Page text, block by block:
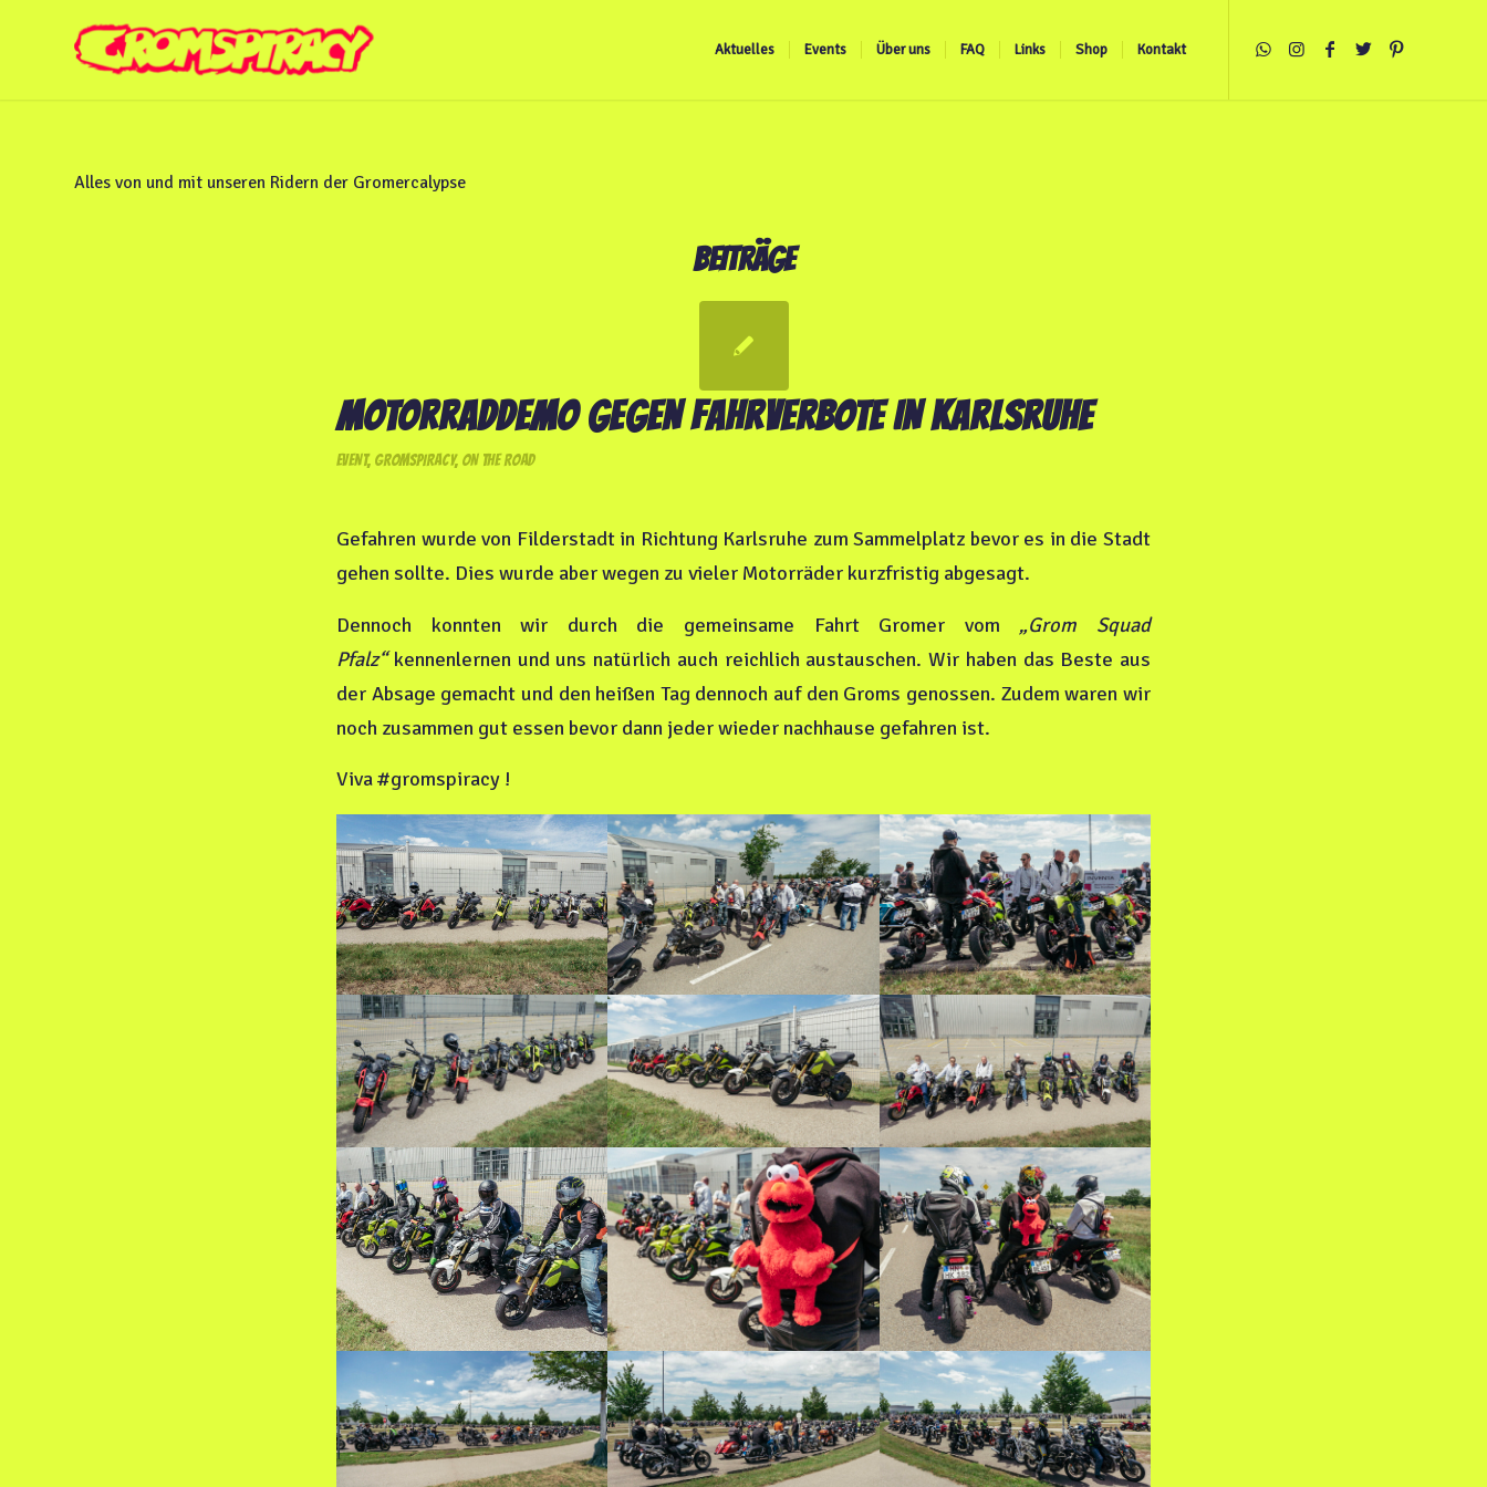
Aktuelles Events Über uns FAQ Links Shop Kontakt
Alles von und mit unseren Ridern der Gromercalypse
BEITRÄGE
MOTORRADDEMO GEGEN FAHRVERBOTE IN KARLSRUHE
EVENT, GROMSPIRACY, ON THE ROAD
Gefahren wurde von Filderstadt in Richtung Karlsruhe zum Sammelplatz bevor es in die Stadt
gehen sollte. Dies wurde aber wegen zu vieler Motorräder kurzfristig abgesagt.
Dennoch konnten wir durch die gemeinsame Fahrt Gromer vom „Grom Squad
Pfalz“kennenlernen und uns natürlich auch reichlich austauschen. Wir haben das Beste aus
der Absage gemacht und den heißen Tag dennoch auf den Groms genossen. Zudem waren wir
noch zusammen gut essen bevor dann jeder wieder nachhause gefahren ist.
Viva #gromspiracy !